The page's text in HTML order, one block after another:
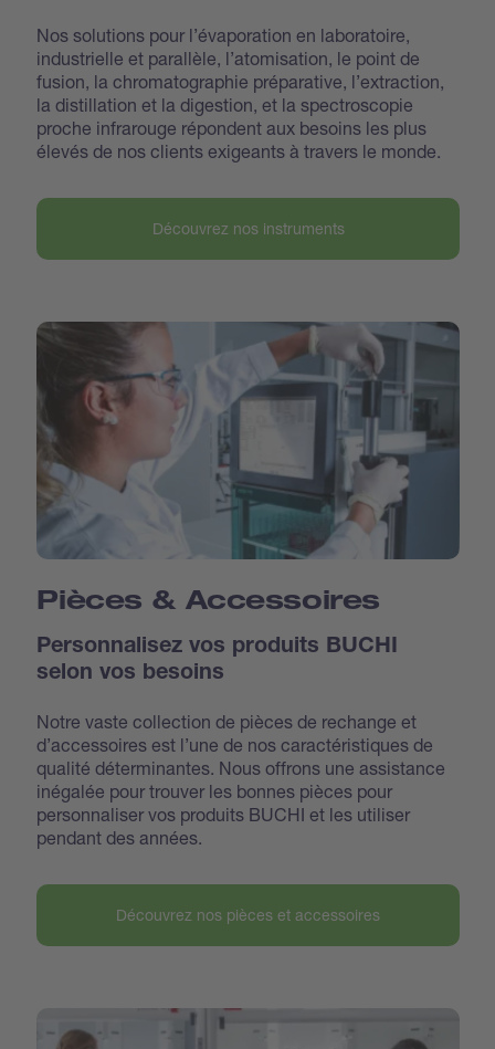
Nos solutions pour l’évaporation en laboratoire,
industrielle et parallèle, l’atomisation, le point de
fusion, la chromatographie préparative, l’extraction,
la distillation et la digestion, et la spectroscopie
proche infrarouge répondent aux besoins les plus
élevés de nos clients exigeants à travers le monde.
Découvrez nos instruments
Pièces & Accessoires
Personnalisez vos produits BUCHI
selon vos besoins
Notre vaste collection de pièces de rechange et
d’accessoires est l’une de nos caractéristiques de
qualité déterminantes. Nous offrons une assistance
inégalée pour trouver les bonnes pièces pour
personnaliser vos produits BUCHI et les utiliser
pendant des années.
Découvrez nos pièces et accessoires